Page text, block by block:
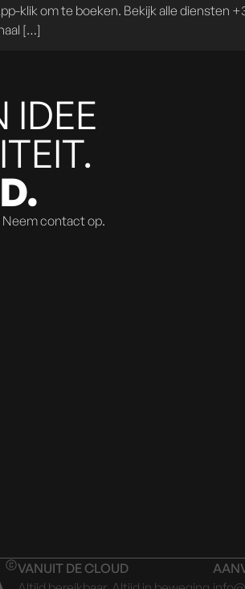
klik om te boeken. Bekijk alle diensten
[…]
IDEE
Neem contact op.
VANUIT DE CLOUD